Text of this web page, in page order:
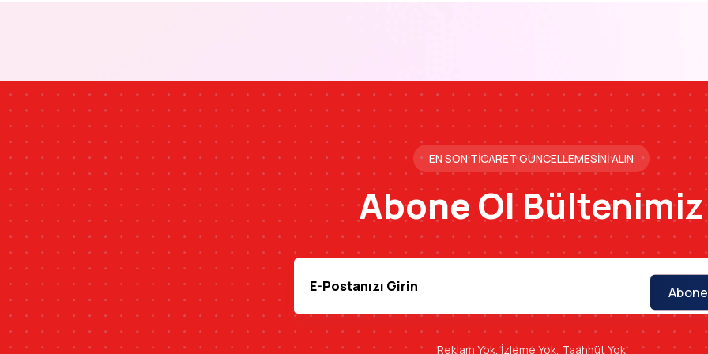
EN SON TICARET GÜNCELLEMESINI ALIN
Abone Ol Bültenimiz
Reklam Yok, İzleme Yok, Taahhüt Yok